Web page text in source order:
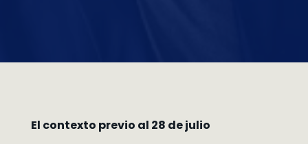
El contexto previo al 28 de julio